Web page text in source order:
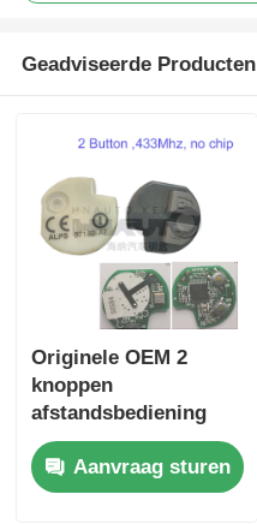
Geadviseerde Producten
Originele OEM 2
knoppen
afstandsbediening
433.87mhz FSK voor
Su-zuki Jim-ny 2005-
2017 Zonder chip
Aanvraag sturen